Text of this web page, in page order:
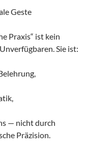
Geste
Praxis“ ist kein
Sie ist:
— nicht durch
Präzision.